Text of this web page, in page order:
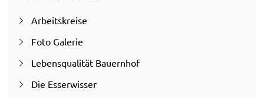
Arbeitskreise
Foto Galerie
Lebensqualität Bauernhof
Die Esserwisser